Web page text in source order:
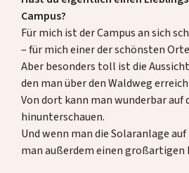
Campus?
Für mich ist der Campus an sich
– für mich einer der schönsten
Aber besonders toll ist die
den man über den Waldweg
Von dort kann man wunderbar auf
hinunterschauen.
Und wenn man die Solaranlage
man außerdem einen großartigen